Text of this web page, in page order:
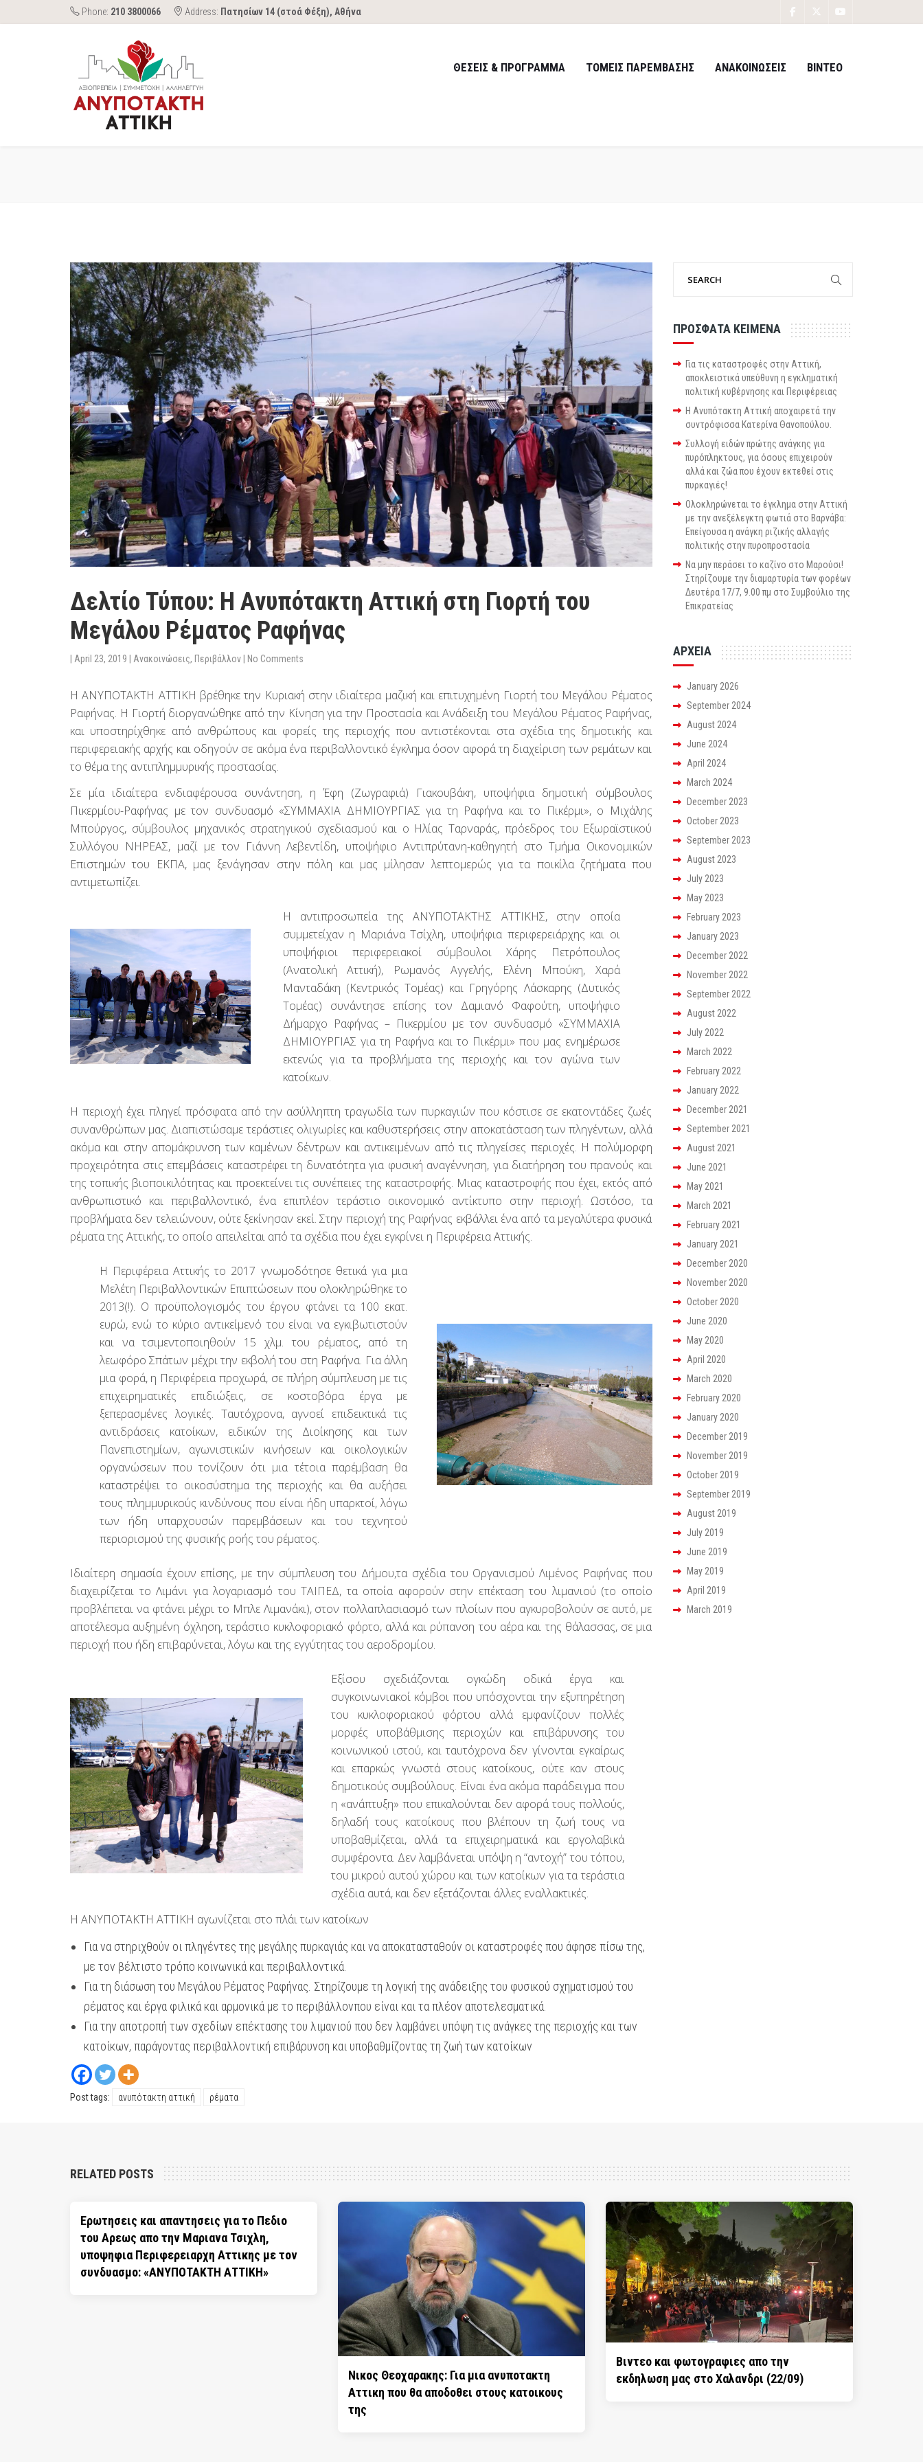
Phone: 210 3800066 Address: Πατησίων 14 (στοά Φέξη), Αθήνα
ΘΕΣΕΙΣ & ΠΡΟΓΡΑΜΜΑ ΤΟΜΕΙΣ ΠΑΡΕΜΒΑΣΗΣ ΑΝΑΚΟΙΝΩΣΕΙΣ ΒΙΝΤΕΟ
Δελτίο Τύπου: Η Ανυπότακτη Αττική στη Γιορτή του
Μεγάλου Ρέματος Ραφήνας
April 23, 2019 Ανακοινώσεις, Περιβάλλον No Comments
Η ΑΝΥΠΟΤΑΚΤΗ ΑΤΤΙΚΗ βρέθηκε την Κυριακή στην ιδιαίτερα μαζική και επιτυχημένη Γιορτή του Μεγάλου Ρέματος
Ραφήνας. Η Γιορτή διοργανώθηκε από την Κίνηση για την Προστασία και Ανάδειξη του Μεγάλου Ρέματος Ραφήνας,
και υποστηρίχθηκε από ανθρώπους και φορείς της περιοχής που αντιστέκονται στα σχέδια της δημοτικής και
περιφερειακής αρχής και οδηγούν σε ακόμα ένα περιβαλλοντικό έγκλημα όσον αφορά τη διαχείριση των ρεμάτων και
το θέμα της αντιπλημμυρικής προστασίας.
Σε μία ιδιαίτερα ενδιαφέρουσα συνάντηση, η Έφη (Ζωγραφιά) Γιακουβάκη, υποψήφια δημοτική σύμβουλος
Πικερμίου-Ραφήνας με τον συνδυασμό «ΣΥΜΜΑΧΙΑ ΔΗΜΙΟΥΡΓΙΑΣ για τη Ραφήνα και το Πικέρμι», ο Μιχάλης
Μπούργος, σύμβουλος μηχανικός στρατηγικού σχεδιασμού και ο Ηλίας Ταρναράς, πρόεδρος του Εξωραϊστικού
Συλλόγου ΝΗΡΕΑΣ, μαζί με τον Γιάννη Λεβεντίδη, υποψήφιο Αντιπρύτανη-καθηγητή στο Τμήμα Οικονομικών
Επιστημών του ΕΚΠΑ, μας ξενάγησαν στην πόλη και μας μίλησαν λεπτομερώς για τα ποικίλα ζητήματα που
αντιμετωπίζει.
Η αντιπροσωπεία της ΑΝΥΠΟΤΑΚΤΗΣ ΑΤΤΙΚΗΣ, στην οποία
συμμετείχαν η Μαριάνα Τσίχλη, υποψήφια περιφερειάρχης και οι
υποψήφιοι περιφερειακοί σύμβουλοι Χάρης Πετρόπουλος
(Ανατολική Αττική), Ρωμανός Αγγελής, Ελένη Μπούκη, Χαρά
Μανταδάκη (Κεντρικός Τομέας) και Γρηγόρης Λάσκαρης (Δυτικός
Τομέας) συνάντησε επίσης τον Δαμιανό Φαφούτη, υποψήφιο
Δήμαρχο Ραφήνας – Πικερμίου με τον συνδυασμό «ΣΥΜΜΑΧΙΑ
ΔΗΜΙΟΥΡΓΙΑΣ για τη Ραφήνα και το Πικέρμι» που μας ενημέρωσε
εκτενώς για τα προβλήματα της περιοχής και τον αγώνα των
κατοίκων.
Η περιοχή έχει πληγεί πρόσφατα από την ασύλληπτη τραγωδία των πυρκαγιών που κόστισε σε εκατοντάδες ζωές
συνανθρώπων μας. Διαπιστώσαμε τεράστιες ολιγωρίες και καθυστερήσεις στην αποκατάσταση των πληγέντων, αλλά
ακόμα και στην απομάκρυνση των καμένων δέντρων και αντικειμένων από τις πληγείσες περιοχές. Η πολύμορφη
προχειρότητα στις επεμβάσεις καταστρέφει τη δυνατότητα για φυσική αναγέννηση, για διατήρηση του πρανούς και
της τοπικής βιοποικιλότητας και προεκτείνει τις συνέπειες της καταστροφής. Μιας καταστροφής που έχει, εκτός από
ανθρωπιστικό και περιβαλλοντικό, ένα επιπλέον τεράστιο οικονομικό αντίκτυπο στην περιοχή. Ωστόσο, τα
προβλήματα δεν τελειώνουν, ούτε ξεκίνησαν εκεί. Στην περιοχή της Ραφήνας εκβάλλει ένα από τα μεγαλύτερα φυσικά
ρέματα της Αττικής, το οποίο απειλείται από τα σχέδια που έχει εγκρίνει η Περιφέρεια Αττικής.
Η Περιφέρεια Αττικής το 2017 γνωμοδότησε θετικά για μια
Μελέτη Περιβαλλοντικών Επιπτώσεων που ολοκληρώθηκε το
2013(!). Ο προϋπολογισμός του έργου φτάνει τα 100 εκατ.
ευρώ, ενώ το κύριο αντικείμενό του είναι να εγκιβωτιστούν
και να τσιμεντοποιηθούν 15 χλμ. του ρέματος, από τη
λεωφόρο Σπάτων μέχρι την εκβολή του στη Ραφήνα. Για άλλη
μια φορά, η Περιφέρεια προχωρά, σε πλήρη σύμπλευση με τις
επιχειρηματικές επιδιώξεις, σε κοστοβόρα έργα με
ξεπερασμένες λογικές. Ταυτόχρονα, αγνοεί επιδεικτικά τις
αντιδράσεις κατοίκων, ειδικών της Διοίκησης και των
Πανεπιστημίων, αγωνιστικών κινήσεων και οικολογικών
οργανώσεων που τονίζουν ότι μια τέτοια παρέμβαση θα
καταστρέψει το οικοσύστημα της περιοχής και θα αυξήσει
τους πλημμυρικούς κινδύνους που είναι ήδη υπαρκτοί, λόγω
των ήδη υπαρχουσών παρεμβάσεων και του τεχνητού
περιορισμού της φυσικής ροής του ρέματος.
Ιδιαίτερη σημασία έχουν επίσης, με την σύμπλευση του Δήμου,τα σχέδια του Οργανισμού Λιμένος Ραφήνας που
διαχειρίζεται το Λιμάνι για λογαριασμό του ΤΑΙΠΕΔ, τα οποία αφορούν στην επέκταση του λιμανιού (το οποίο
προβλέπεται να φτάνει μέχρι το Μπλε Λιμανάκι), στον πολλαπλασιασμό των πλοίων που αγκυροβολούν σε αυτό, με
αποτέλεσμα αυξημένη όχληση, τεράστιο κυκλοφοριακό φόρτο, αλλά και ρύπανση του αέρα και της θάλασσας, σε μια
περιοχή που ήδη επιβαρύνεται, λόγω και της εγγύτητας του αεροδρομίου.
Εξίσου σχεδιάζονται ογκώδη οδικά έργα και
συγκοινωνιακοί κόμβοι που υπόσχονται την εξυπηρέτηση
του κυκλοφοριακού φόρτου αλλά εμφανίζουν πολλές
μορφές υποβάθμισης περιοχών και επιβάρυνσης του
κοινωνικού ιστού, και ταυτόχρονα δεν γίνονται εγκαίρως
και επαρκώς γνωστά στους κατοίκους, ούτε καν στους
δημοτικούς συμβούλους. Είναι ένα ακόμα παράδειγμα που
η «ανάπτυξη» που επικαλούνται δεν αφορά τους πολλούς,
δηλαδή τους κατοίκους που βλέπουν τη ζωή τους να
υποβαθμίζεται, αλλά τα επιχειρηματικά και εργολαβικά
συμφέροντα. Δεν λαμβάνεται υπόψη η “αντοχή” του τόπου,
του μικρού αυτού χώρου και των κατοίκων για τα τεράστια
σχέδια αυτά, και δεν εξετάζονται άλλες εναλλακτικές.
Η ΑΝΥΠΟΤΑΚΤΗ ΑΤΤΙΚΗ αγωνίζεται στο πλάι των κατοίκων
Για να στηριχθούν οι πληγέντες της μεγάλης πυρκαγιάς και να αποκατασταθούν οι καταστροφές που άφησε πίσω της,
με τον βέλτιστο τρόπο κοινωνικά και περιβαλλοντικά.
Για τη διάσωση του Μεγάλου Ρέματος Ραφήνας. Στηρίζουμε τη λογική της ανάδειξης του φυσικού σχηματισμού του
ρέματος και έργα φιλικά και αρμονικά με το περιβάλλονπου είναι και τα πλέον αποτελεσματικά.
Για την αποτροπή των σχεδίων επέκτασης του λιμανιού που δεν λαμβάνει υπόψη τις ανάγκες της περιοχής και των
κατοίκων, παράγοντας περιβαλλοντική επιβάρυνση και υποβαθμίζοντας τη ζωή των κατοίκων
Post tags: ανυπότακτη αττική ρέματα
ΠΡΟΣΦΑΤΑ ΚΕΙΜΕΝΑ
Για τις καταστροφές στην Αττική,
αποκλειστικά υπεύθυνη η εγκληματική
πολιτική κυβέρνησης και Περιφέρειας
Η Ανυπότακτη Αττική αποχαιρετά την
συντρόφισσα Κατερίνα Θανοπούλου.
Συλλογή ειδών πρώτης ανάγκης για
πυρόπληκτους, για όσους επιχειρούν
αλλά και ζώα που έχουν εκτεθεί στις
πυρκαγιές!
Ολοκληρώνεται το έγκλημα στην Αττική
με την ανεξέλεγκτη φωτιά στο Βαρνάβα:
Επείγουσα η ανάγκη ριζικής αλλαγής
πολιτικής στην πυροπροστασία
Να μην περάσει το καζίνο στο Μαρούσι!
Στηρίζουμε την διαμαρτυρία των φορέων
Δευτέρα 17/7, 9.00 πμ στο Συμβούλιο της
Επικρατείας
ΑΡΧΕΙΑ
January 2026
September 2024
August 2024
June 2024
April 2024
March 2024
December 2023
October 2023
September 2023
August 2023
July 2023
May 2023
February 2023
January 2023
December 2022
November 2022
September 2022
August 2022
July 2022
March 2022
February 2022
January 2022
December 2021
September 2021
August 2021
June 2021
May 2021
March 2021
February 2021
January 2021
December 2020
November 2020
October 2020
June 2020
May 2020
April 2020
March 2020
February 2020
January 2020
December 2019
November 2019
October 2019
September 2019
August 2019
July 2019
June 2019
May 2019
April 2019
March 2019
RELATED POSTS
Ερωτησεις και απαντησεις για το Πεδιο
του Αρεως απο την Μαριανα Τσιχλη,
υποψηφια Περιφερειαρχη Αττικης με τον
συνδυασμο: «ΑΝΥΠΟΤΑΚΤΗ ΑΤΤΙΚΗ»
Νικος Θεοχαρακης: Για μια ανυποτακτη
Αττικη που θα αποδοθει στους κατοικους
της
Βιντεο και φωτογραφιες απο την
εκδηλωση μας στο Χαλανδρι (22/09)